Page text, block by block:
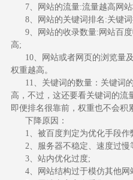
7、网站的流量:流量越高网站
8、网站的关键词排名:关键词
9、网站的收录数量:网站百度
高;
10、网站或者网页的浏览量
权重越高。
11、关键词的数量：关键词
高，不过，这还要看关键词的流
即便排名很靠前，权重也不会积
下降原因：
1、被百度判定为优化手段作
2、服务器不稳定、速度过慢
3、站内优化过度;
4、网站结构过于模仿其他网